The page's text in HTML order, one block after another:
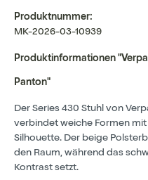
Produktnummer:
MK-2026-03-10939
Produktinformationen
Panton"
Der Series 430 Stuhl von
verbindet weiche Formen
Silhouette. Der beige
den Raum, während das
Kontrast setzt.